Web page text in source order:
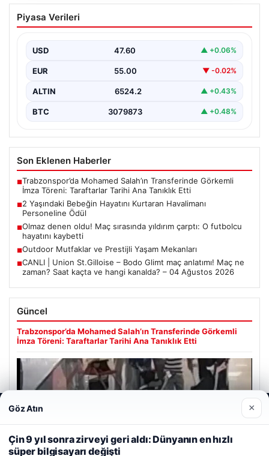
2 Yaşındaki Bebeğin Hayatını Kurtaran
Havalimanı Personeline Ödül
bir olayda, 2 yaşındaki Liam isimli bir çocuğun…
Piyasa Verileri
USD 47.60 ▲ +0.06%
EUR 55.00 ▼ -0.02%
ALTIN 6524.2 ▲ +0.43%
BTC 3079873 ▲ +0.48%
Son Eklenen Haberler
■Trabzonspor’da Mohamed Salah’ın Transferinde Görkemli
İmza Töreni: Taraftarlar Tarihi Ana Tanıklık Etti
■2 Yaşındaki Bebeğin Hayatını Kurtaran Havalimanı
Personeline Ödül
■Olmaz denen oldu! Maç sırasında yıldırım çarptı: O futbolcu
hayatını kaybetti
■Outdoor Mutfaklar ve Prestijli Yaşam Mekanları
■CANLI | Union St.Gilloise – Bodo Glimt maç anlatımı! Maç ne
zaman? Saat kaçta ve hangi kanalda? – 04 Ağustos 2026
Güncel
Trabzonspor’da Mohamed Salah’ın Transferinde Görkemli
İmza Töreni: Taraftarlar Tarihi Ana Tanıklık Etti
Personeline Ödül
Web sitemizi nasıl kullandığınızı daha iyi anlayabilmek,
deneyiminizi kişiselleştirmek ve geliştirmek amacıyla çerezler
kullanıyoruz.
Çerez Politikamız
Reddet Kabul Et
Göz Atın ×
Çin 9 yıl sonra zirveyi geri aldı: Dünyanın en hızlı
süper bilgisayarı değişti